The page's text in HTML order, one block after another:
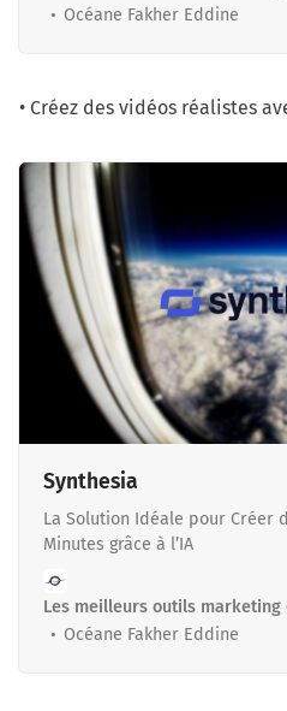
Océane Fakher Eddine
• Créez des vidéos réalistes
Synthesia
La Solution Idéale pour Créer
Minutes grâce à l’IA
Les meilleurs outils marketing
Océane Fakher Eddine